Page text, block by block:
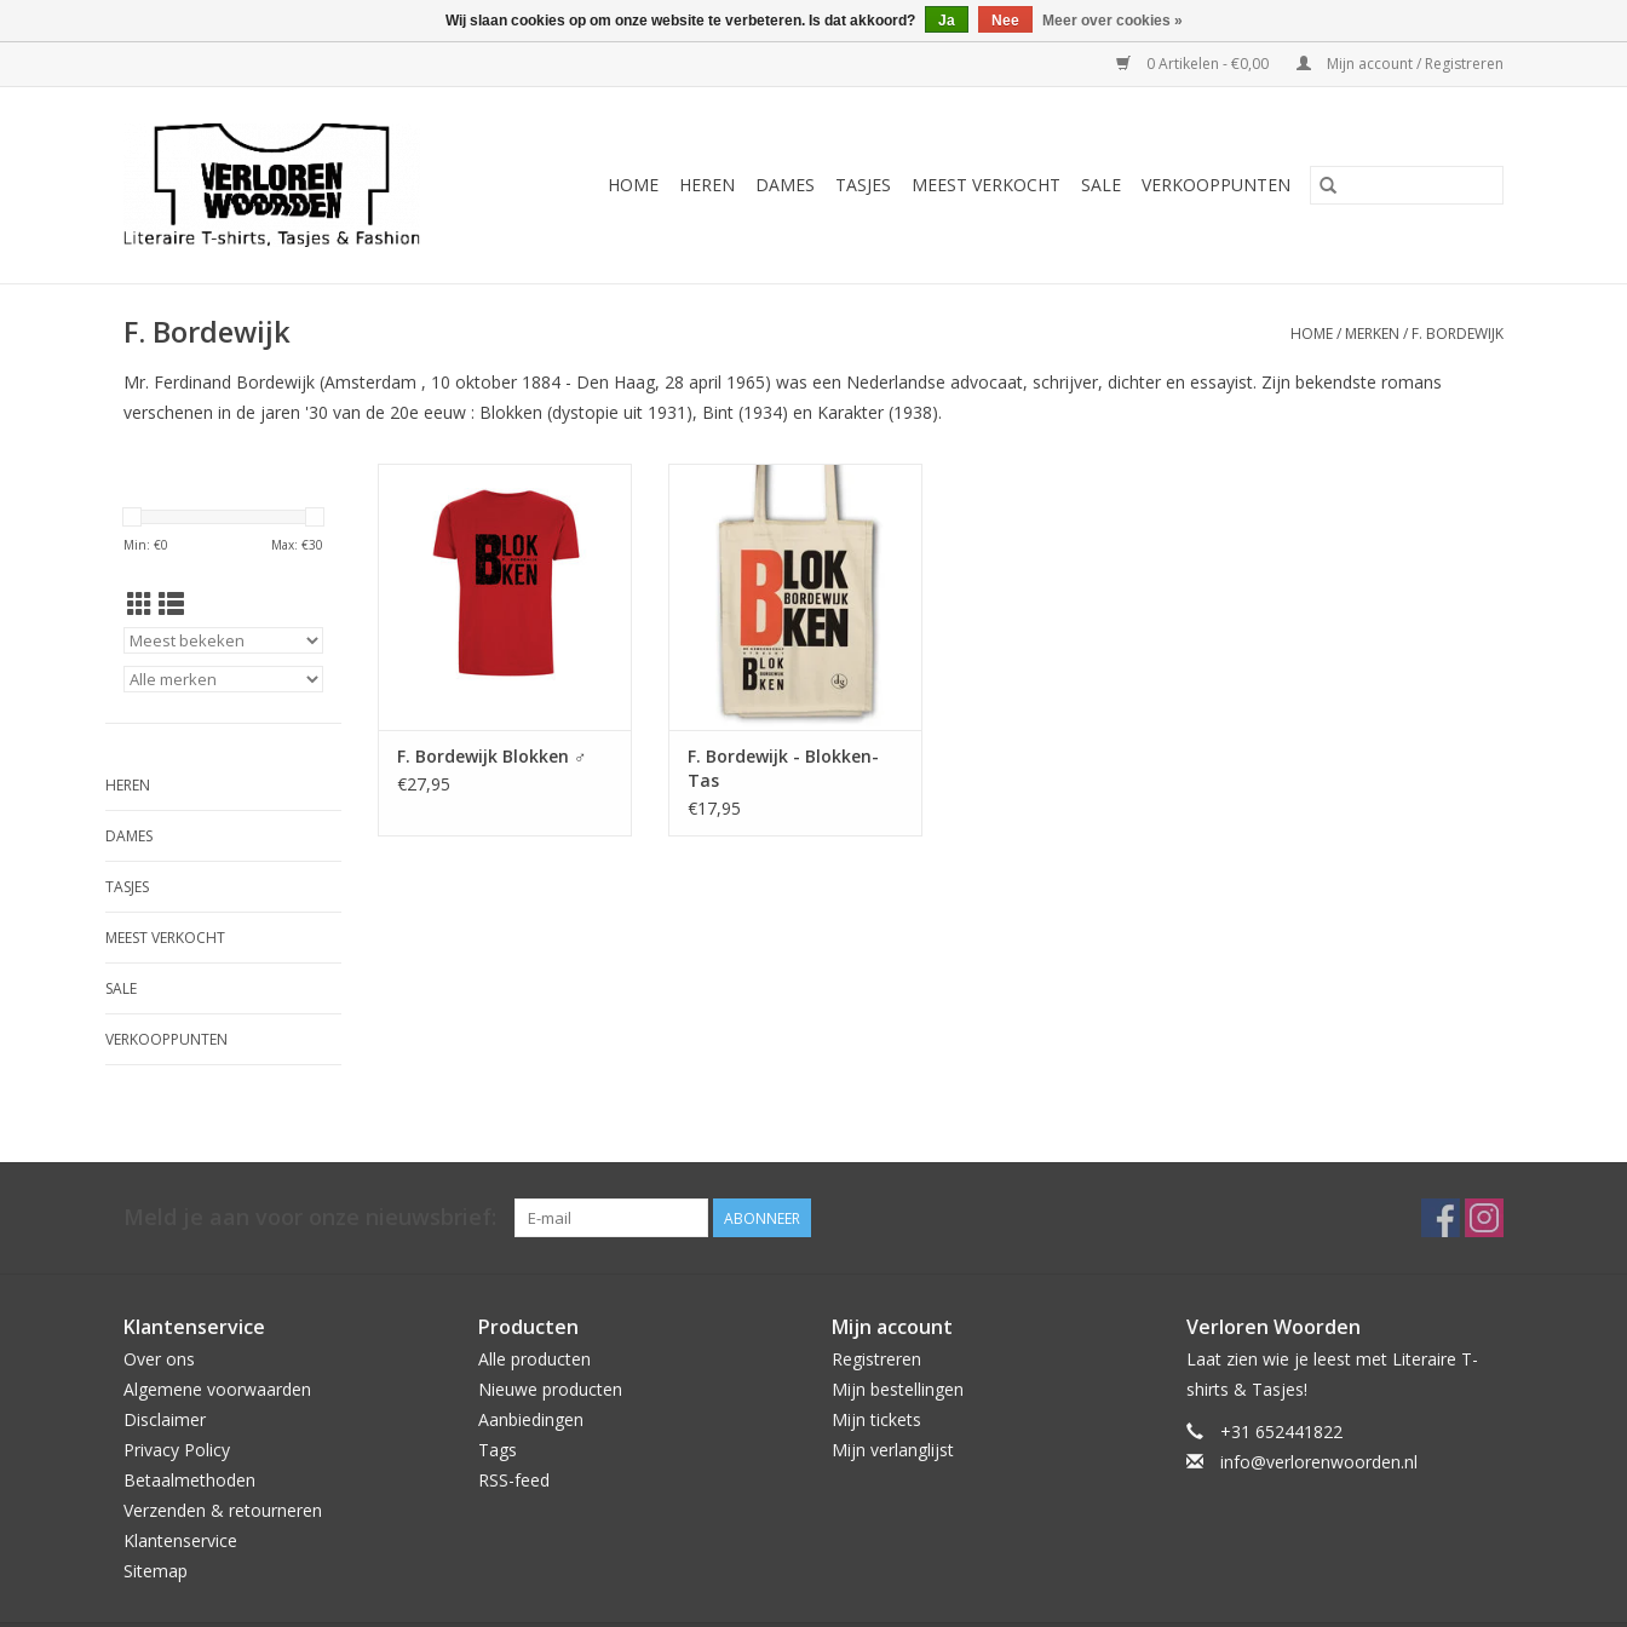
0 Artikelen - €0,00 Mijn account / Registreren
HOME HEREN DAMES TASJES MEEST VERKOCHT SALE VERKOOPPUNTEN
F. Bordewijk HOME/ MERKEN / F. BORDEWIJK
Mr. Ferdinand Bordewijk (Amsterdam , 10 oktober 1884 - Den Haag, 28 april 1965) was een Nederlandse advocaat, schrijver, dichter en essayist. Zijn bekendste romans
verschenen in de jaren '30 van de 20e eeuw : Blokken (dystopie uit 1931), Bint (1934) en Karakter (1938).
Min: €0 Max: €30
HEREN
DAMES
TASJES
MEEST VERKOCHT
SALE
VERKOOPPUNTEN
(door A.M. Oosterbaan) van de
eerste druk van deze dystopie
van F. Bordewijk uit 1931
F. Bordewijk Blokken ♂
€27,95
Jaren '30 typografie (door A.M.
Oosterbaan) van de eerste druk
van Blokken op naturel linnen
draagtas
F. Bordewijk - Blokken-
Tas
€17,95
ABONNEER
Klantenservice
Over ons
Algemene voorwaarden
Disclaimer
Privacy Policy
Betaalmethoden
Verzenden & retourneren
Klantenservice
Sitemap
Producten
Alle producten
Nieuwe producten
Aanbiedingen
Tags
RSS-feed
Mijn account
Registreren
Mijn bestellingen
Mijn tickets
Mijn verlanglijst
Verloren Woorden
Laat zien wie je leest met Literaire T-
shirts & Tasjes!
+31 652441822
info@verlorenwoorden.nl
Wij slaan cookies op om onze website te verbeteren. Is dat akkoord? Ja Nee Meer over cookies »